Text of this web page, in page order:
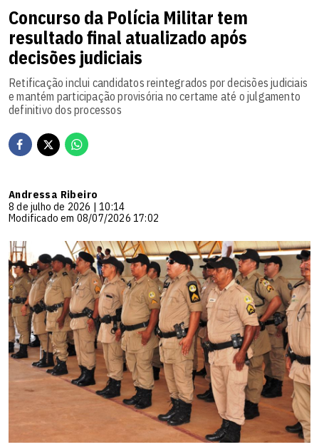
Concurso da Polícia Militar tem
resultado final atualizado após
decisões judiciais
Retificação inclui candidatos reintegrados por decisões judiciais
e mantém participação provisória no certame até o julgamento
definitivo dos processos
Andressa Ribeiro
8 de julho de 2026 | 10:14
Modificado em 08/07/2026 17:02